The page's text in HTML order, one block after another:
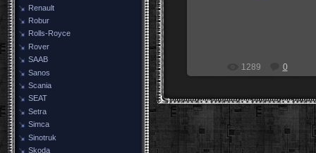
Renault
Robur
Rolls-Royce
Rover
SAAB
Sanos
Scania
SEAT
Setra
Simca
Sinotruk
Skoda
1289 0